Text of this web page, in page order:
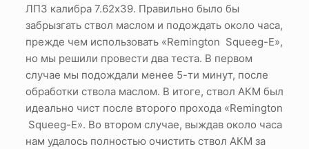
ЛПЗ калибра 7.62х39. Правильно было бы
забрызгать ствол маслом и подождать около часа,
прежде чем использовать «Remington Squeeg-E»,
но мы решили провести два теста. В первом
случае мы подождали менее 5-ти минут, после
обработки ствола маслом. В итоге, ствол АКМ был
идеально чист после второго прохода «Remington
Squeeg-E». Во втором случае, выждав около часа
нам удалось полностью очистить ствол АКМ за